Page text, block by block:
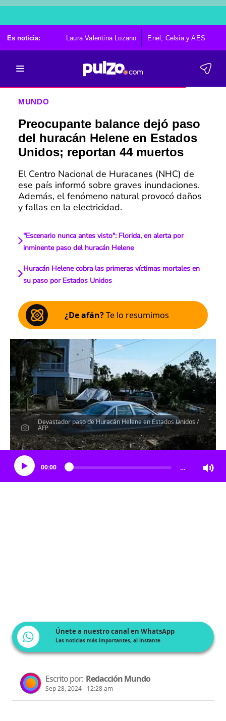
Es noticia: Laura Valentina Lozano Enel, Celsia y AES
MUNDO
Preocupante balance dejó paso
del huracán Helene en Estados
Unidos; reportan 44 muertos
El Centro Nacional de Huracanes (NHC) de
ese país informó sobre graves inundaciones.
Además, el fenómeno natural provocó daños
y fallas en la electricidad.
"Escenario nunca antes visto": Florida, en alerta por
inminente paso del huracán Helene
Huracán Helene cobra las primeras víctimas mortales en
su paso por Estados Unidos
¿De afán?Te lo resumimos
Devastador paso de Huracán Helene en Estados Unidos /
AFP
Escucha el artículo
00:00 …
Únete a nuestro canal en WhatsApp
Las noticias más importantes, al instante
Escrito por: Redacción Mundo
Sep 28, 2024 - 12:28 am